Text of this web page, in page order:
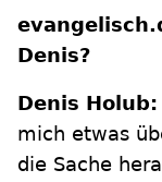
Denis?
Denis Holub:
mich etwas
die Sache